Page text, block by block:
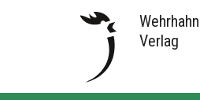
Wehrhahn
Verlag